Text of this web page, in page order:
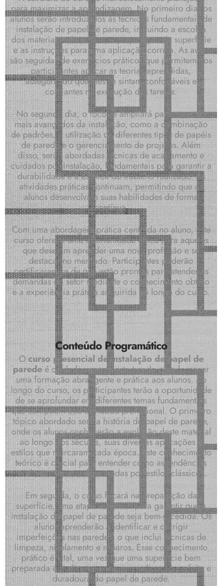
para maximizar a aprendizagem. No primeiro dia, os
alunos serão introduzidos às técnicas fundamentais de
instalação de papel de parede, incluindo a escolha
dos materiais adequados, a preparação da superfície
e as instruções para uma aplicação correta. As aulas
são seguidas de exercícios práticos que permitem aos
participantes aplicar as teorias aprendidas,
assegurando que eles se sintam confortáveis e
confiantes na execução das tarefas.
No segundo dia, o foco se ampliará para aspectos
mais avançados da instalação, como a combinação
de padrões, a utilização de diferentes tipos de papéis
de parede e o gerenciamento de projetos. Além
disso, serão abordadas técnicas de acabamento e
cuidados pós-instalação, fundamentais para garantir a
durabilidade e a estética do trabalho realizado. As
atividades práticas continuam, permitindo que os
alunos desenvolvam suas habilidades de forma
contínua.
Com uma abordagem prática centrada no aluno, este
curso oferece uma oportunidade única para aqueles
que desejam aprender uma nova profissão e se
destacar no mercado. Participantes poderão
certificarem-se de que estão prontos para atender às
demandas do setor mediante o conhecimento obtido
e a experiência prática adquirida ao longo do curso.
Conteúdo Programático
Ocurso presencial de instalação de papel de
paredeé cuidadosamente estruturado para fornecer
uma formação abrangente e prática aos alunos. Ao
longo do curso, os participantes terão a oportunidade
de se aprofundar em diferentes temas fundamentais
que compõem esta atividade profissional. O primeiro
tópico abordado será a história do papel de parede,
onde os alunos conhecerão a evolução deste material
ao longo dos séculos, suas diversas aplicações e
estilos que marcaram cada época. Este conhecimento
teórico é crucial para entender como as tendências
modernas foram influenciadas por estilos clássicos.
Em seguida, o curso focará na preparação da
superfície, uma etapa essencial para garantir que a
instalação do papel de parede seja bem-sucedida. Os
alunos aprenderão a identificar e corrigir
imperfeições nas paredes, o que inclui técnicas de
limpeza, nivelamento e reparos. Esse conhecimento
prático é vital, uma vez que uma superfície bem
preparada é o alicerce para uma aplicação perfeita e
duradoura do papel de parede.